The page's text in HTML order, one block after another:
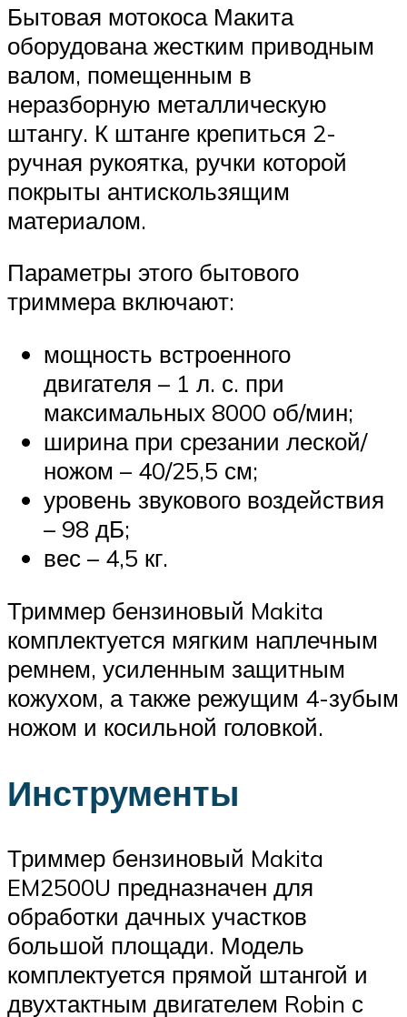
Бытовая мотокоса Макита
оборудована жестким приводным
валом, помещенным в
неразборную металлическую
штангу. К штанге крепиться 2-
ручная рукоятка, ручки которой
покрыты антискользящим
материалом.
Параметры этого бытового
триммера включают:
мощность встроенного
двигателя – 1 л. с. при
максимальных 8000 об/мин;
ширина при срезании леской/
ножом – 40/25,5 см;
уровень звукового воздействия
– 98 дБ;
вес – 4,5 кг.
Триммер бензиновый Makita
комплектуется мягким наплечным
ремнем, усиленным защитным
кожухом, а также режущим 4-зубым
ножом и косильной головкой.
Инструменты
Триммер бензиновый Makita
EM2500U предназначен для
обработки дачных участков
большой площади. Модель
комплектуется прямой штангой и
двухтактным двигателем Robin с